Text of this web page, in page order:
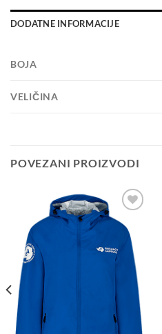
DODATNE INFORMACIJE
BOJA
VELIČINA
POVEZANI PROIZVODI
Add to
wishlist